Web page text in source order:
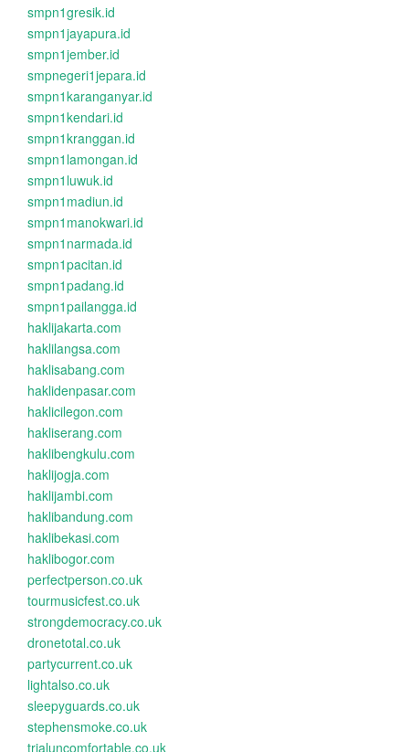
smpn1gresik.id
smpn1jayapura.id
smpn1jember.id
smpnegeri1jepara.id
smpn1karanganyar.id
smpn1kendari.id
smpn1kranggan.id
smpn1lamongan.id
smpn1luwuk.id
smpn1madiun.id
smpn1manokwari.id
smpn1narmada.id
smpn1pacitan.id
smpn1padang.id
smpn1pailangga.id
haklijakarta.com
haklilangsa.com
haklisabang.com
haklidenpasar.com
haklicilegon.com
hakliserang.com
haklibengkulu.com
haklijogja.com
haklijambi.com
haklibandung.com
haklibekasi.com
haklibogor.com
perfectperson.co.uk
tourmusicfest.co.uk
strongdemocracy.co.uk
dronetotal.co.uk
partycurrent.co.uk
lightalso.co.uk
sleepyguards.co.uk
stephensmoke.co.uk
trialuncomfortable.co.uk